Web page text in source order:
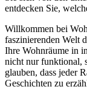
entdecken Sie,
Willkommen bei
faszinierenden Welt
Ihre Wohnräume in
nicht nur funktional,
glauben, dass jeder
Geschichten zu